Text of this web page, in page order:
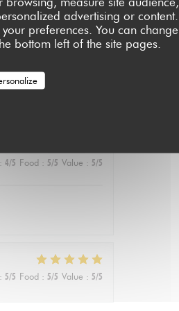
advertising or content.
preferences. You can change
bottom left of the site pages.
5/5 Food: 5 /5 Value : 5/5
: 4/5 Food : 5/5 Value : 5/5
: 5/5 Food: 5/5 Value : 5/5